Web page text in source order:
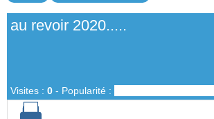
au revoir 2020.....
Visites : 0 - Popularité :